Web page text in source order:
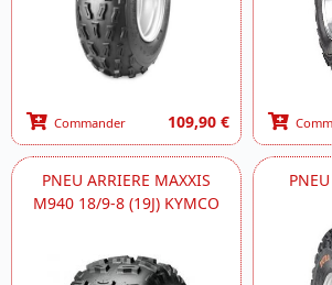
Commander 109,90 €
PNEU ARRIERE MAXXIS
M940 18/9-8 (19J) KYMCO